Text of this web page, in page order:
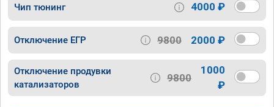
Чип тюнинг 4000 ₽
Отключение ЕГР 9800 2000 ₽
Отключение продувки
катализаторов
9800
1000
₽